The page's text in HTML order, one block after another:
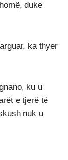
duke
ka thyer
ku u
e tjerë të
nuk u